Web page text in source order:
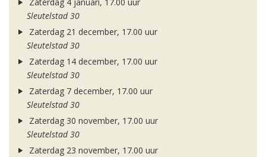
Zaterdag 4 januari, 17.00 uur
Sleutelstad 30
Zaterdag 21 december, 17.00 uur
Sleutelstad 30
Zaterdag 14 december, 17.00 uur
Sleutelstad 30
Zaterdag 7 december, 17.00 uur
Sleutelstad 30
Zaterdag 30 november, 17.00 uur
Sleutelstad 30
Zaterdag 23 november, 17.00 uur